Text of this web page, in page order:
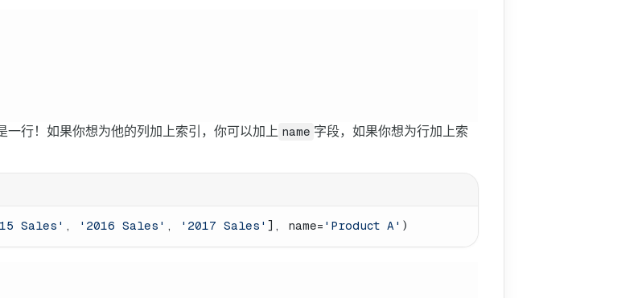
行！如果你想为他的列加上索引，你可以加上 name 字段，如果你想为行加上索
Sales' , '2016 Sales' , '2017 Sales' ], name= 'Product A' )